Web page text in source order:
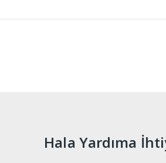
Hala Yardıma